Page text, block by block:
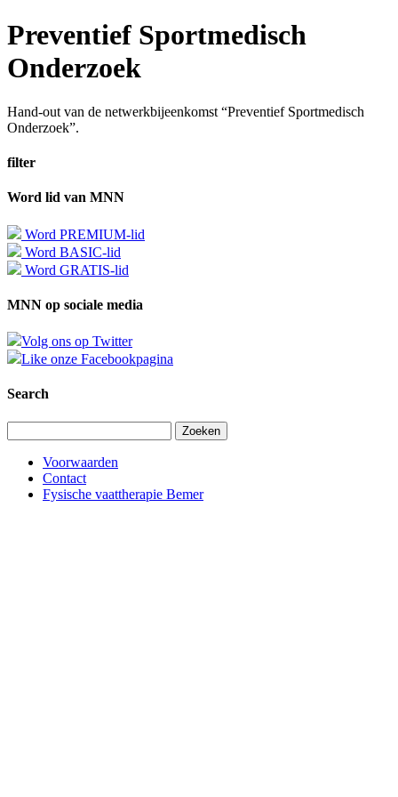
Preventief Sportmedisch
Onderzoek
Hand-out van de netwerkbijeenkomst “Preventief Sportmedisch
Onderzoek”.
filter
Word lid van MNN
Word PREMIUM-lid
Word BASIC-lid
Word GRATIS-lid
MNN op sociale media
Volg ons op Twitter
Like onze Facebookpagina
Search
naar:
Voorwaarden
Contact
Fysische vaattherapie Bemer